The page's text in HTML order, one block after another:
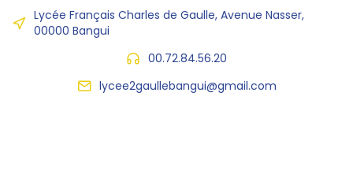
Lycée Français Charles de Gaulle, Avenue Nasser,
00000 Bangui
00.72.84.56.20
lycee2gaullebangui@gmail.com